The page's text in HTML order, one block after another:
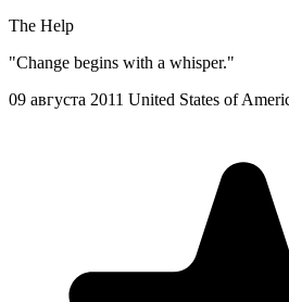
The Help
"Change begins with a whisper."
09 августа 2011 United States of